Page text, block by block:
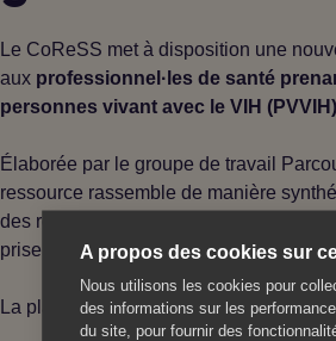
Le CoReSS met à disposition une
aux professionnel·les de santé
personnes vivant avec le VIH
Élaborée par le groupe de travail
ressource rassemble de manière
des recommandations et bonnes
prise en charge du VIH.
La plaquette aborde notamment :
A propos des cookies sur
Nous utilisons les cookies pour
des informations sur les
du site, pour fournir des